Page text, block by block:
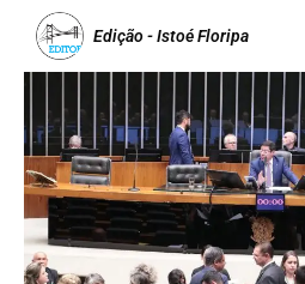
Edição - Istoé Floripa